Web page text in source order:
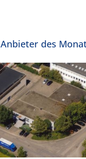
Anbieter des